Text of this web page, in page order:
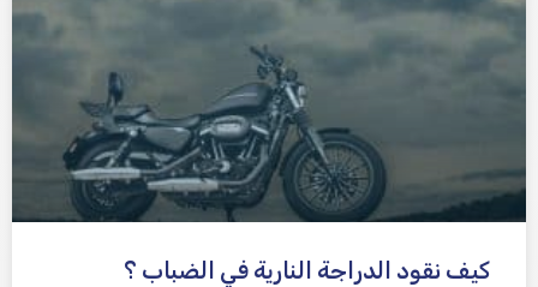
كيف نقود الدراجة النارية في الضباب ؟